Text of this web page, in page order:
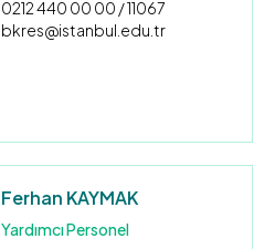
0212 440 00 00 / 11067
bkres@istanbul.edu.tr
Ferhan KAYMAK
Yardımcı Personel